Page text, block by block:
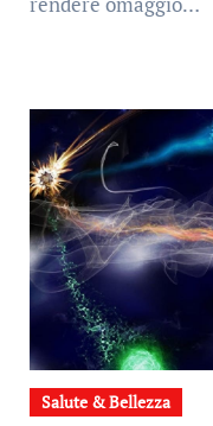
Salute & Bellezza